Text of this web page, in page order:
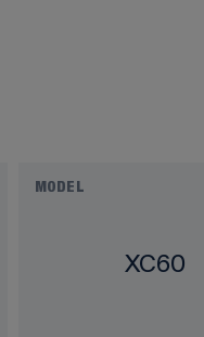
MODEL
XC60